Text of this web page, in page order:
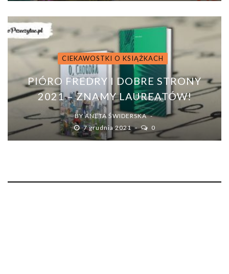
CIEKAWOSTKI O KSIĄŻKACH
PIÓRO FREDRY I DOBRE STRONY
2021 – ZNAMY LAUREATÓW!
BYANETA ŚWIDERSKA
7 grudnia 2021
0